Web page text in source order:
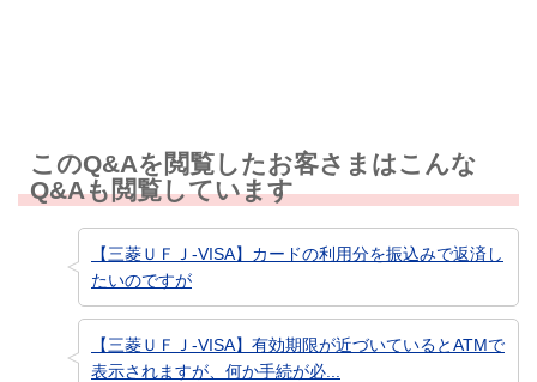
このQ&Aを閲覧したお客さまはこんな
Q&Aも閲覧しています
【三菱ＵＦＪ-VISA】カードの利用分を振込みで返済し
たいのですが
【三菱ＵＦＪ-VISA】有効期限が近づいているとATMで
表示されますが、何か手続が必...